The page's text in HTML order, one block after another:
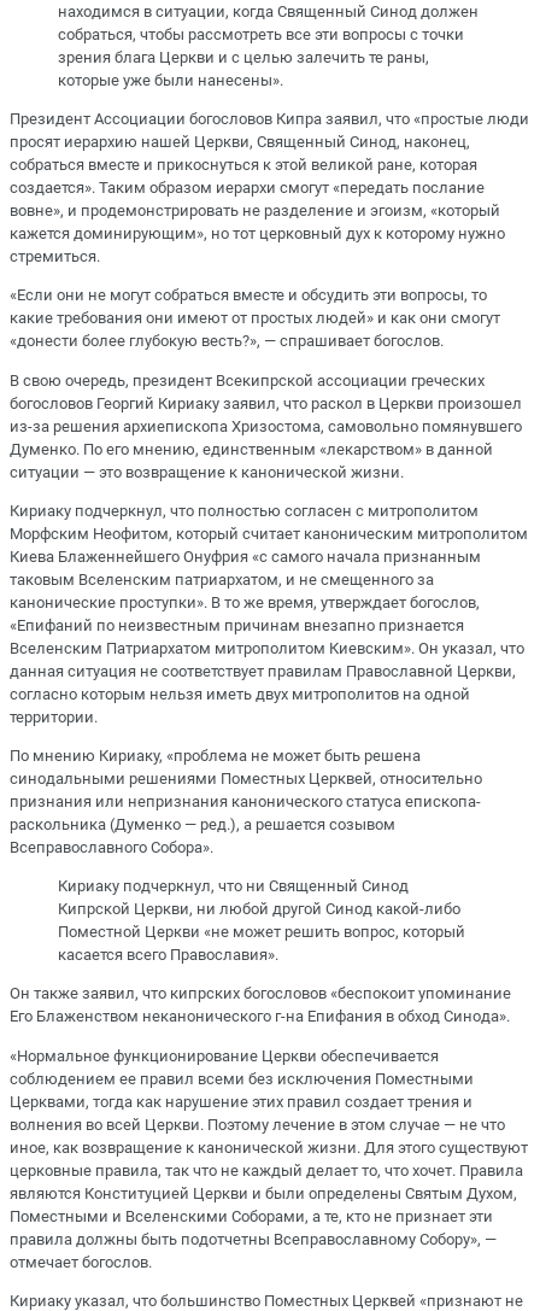
находимся в ситуации, когда Священный Синод должен
собраться, чтобы рассмотреть все эти вопросы с точки
зрения блага Церкви и с целью залечить те раны,
которые уже были нанесены».
Президент Ассоциации богословов Кипра заявил, что «простые люди
просят иерархию нашей Церкви, Священный Синод, наконец,
собраться вместе и прикоснуться к этой великой ране, которая
создается». Таким образом иерархи смогут «передать послание
вовне», и продемонстрировать не разделение и эгоизм, «который
кажется доминирующим», но тот церковный дух к которому нужно
стремиться.
«Если они не могут собраться вместе и обсудить эти вопросы, то
какие требования они имеют от простых людей» и как они смогут
«донести более глубокую весть?», — спрашивает богослов.
В свою очередь, президент Всекипрской ассоциации греческих
богословов Георгий Кириаку заявил, что раскол в Церкви произошел
из-за решения архиепископа Хризостома, самовольно помянувшего
Думенко. По его мнению, единственным «лекарством» в данной
ситуации — это возвращение к канонической жизни.
Кириаку подчеркнул, что полностью согласен с митрополитом
Морфским Неофитом, который считает каноническим митрополитом
Киева Блаженнейшего Онуфрия «с самого начала признанным
таковым Вселенским патриархатом, и не смещенного за
канонические проступки». В то же время, утверждает богослов,
«Епифаний по неизвестным причинам внезапно признается
Вселенским Патриархатом митрополитом Киевским». Он указал, что
данная ситуация не соответствует правилам Православной Церкви,
согласно которым нельзя иметь двух митрополитов на одной
территории.
По мнению Кириаку, «проблема не может быть решена
синодальными решениями Поместных Церквей, относительно
признания или непризнания канонического статуса епископа-
раскольника (Думенко — ред.), а решается созывом
Всеправославного Собора».
Кириаку подчеркнул, что ни Священный Синод
Кипрской Церкви, ни любой другой Синод какой-либо
Поместной Церкви «не может решить вопрос, который
касается всего Православия».
Он также заявил, что кипрских богословов «беспокоит упоминание
Его Блаженством неканонического г-на Епифания в обход Синода».
«Нормальное функционирование Церкви обеспечивается
соблюдением ее правил всеми без исключения Поместными
Церквами, тогда как нарушение этих правил создает трения и
волнения во всей Церкви. Поэтому лечение в этом случае — не что
иное, как возвращение к канонической жизни. Для этого существуют
церковные правила, так что не каждый делает то, что хочет. Правила
являются Конституцией Церкви и были определены Святым Духом,
Поместными и Вселенскими Соборами, а те, кто не признает эти
правила должны быть подотчетны Всеправославному Собору», —
отмечает богослов.
Кириаку указал, что большинство Поместных Церквей «признают не